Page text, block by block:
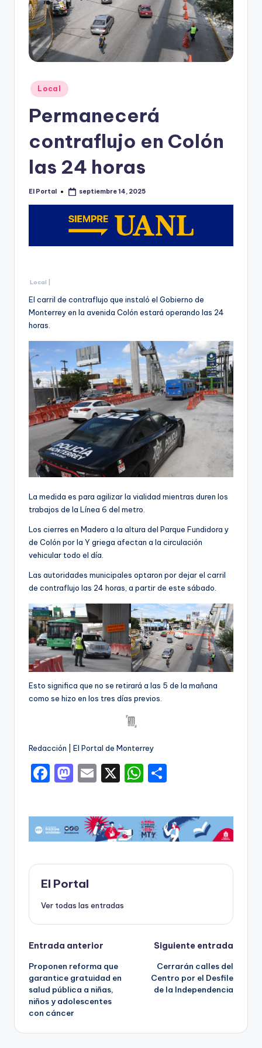
Publicado
en
Local
Permanecerá
contraflujo en Colón
las 24 horas
Publicado
El Portal septiembre 14, 2025
Local |
El carril de contraflujo que instaló el Gobierno de
Monterrey en la avenida Colón estará operando las 24
horas.
La medida es para agilizar la vialidad mientras duren los
trabajos de la Línea 6 del metro.
Los cierres en Madero a la altura del Parque Fundidora y
de Colón por la Y griega afectan a la circulación
vehicular todo el día.
Las autoridades municipales optaron por dejar el carril
de contraflujo las 24 horas, a partir de este sábado.
Esto significa que no se retirará a las 5 de la mañana
como se hizo en los tres días previos.
Redacción | El Portal de Monterrey
F
c
e
b
o
o
k
M
st
o
d
o
n
E
ai
l
X
W
a
ts
A
p
m
p
ar
ti
El Portal
Ver todas las entradas
Navegación
de
entradas
Entrada anterior
Proponen reforma que
garantice gratuidad en
salud pública a niñas,
niños y adolescentes
con cáncer
Siguiente entrada
Cerrarán calles del
Centro por el Desfile
de la Independencia